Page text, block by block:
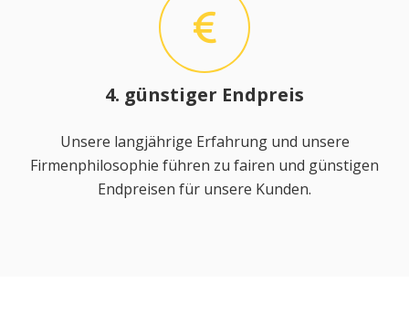
4. günstiger Endpreis
Unsere langjährige Erfahrung und unsere
Firmenphilosophie führen zu fairen und günstigen
Endpreisen für unsere Kunden.